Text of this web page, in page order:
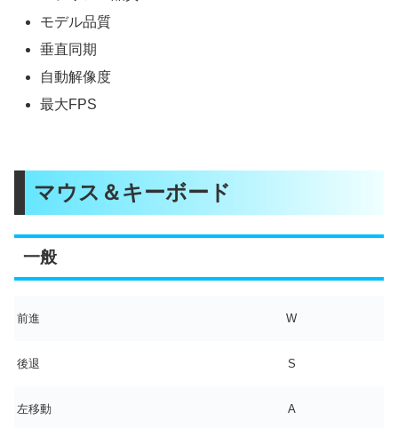
モデル品質
垂直同期
自動解像度
最大FPS
マウス＆キーボード
一般
前進 W
後退 S
左移動 A